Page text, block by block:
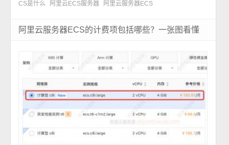
CS是什么
阿里云ECS服务器 阿里云服务器ECS
阿里云服务器ECS的计费项包括哪些？一张图看懂